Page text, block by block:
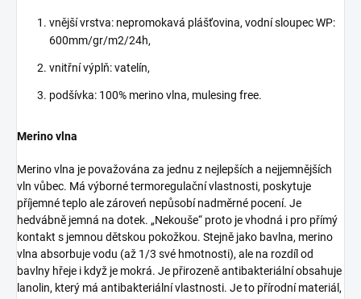
vnější vrstva: nepromokavá plášťovina, vodní sloupec WP:
600mm/gr/m2/24h,
vnitřní výplň: vatelín,
podšívka: 100% merino vlna, mulesing free.
Merino vlna
Merino vlna je považována za jednu z nejlepších a nejjemnějších
vln vůbec. Má výborné termoregulační vlastnosti, poskytuje
příjemné teplo ale zároveń nepůsobí nadměrné pocení. Je
hedvábně jemná na dotek. „Nekouše“ proto je vhodná i pro přímý
kontakt s jemnou dětskou pokožkou. Stejně jako bavlna, merino
vlna absorbuje vodu (až 1/3 své hmotnosti), ale na rozdíl od
bavlny hřeje i když je mokrá. Je přirozeně antibakteriální obsahuje
lanolin, který má antibakteriální vlastnosti. Je to přírodní materiál,